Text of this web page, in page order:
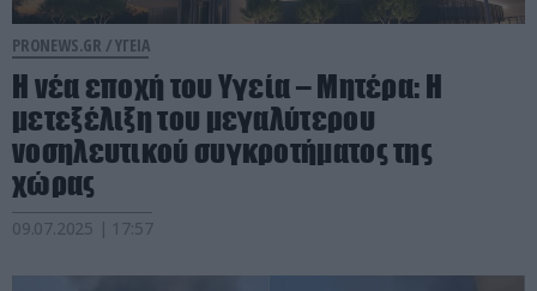
PRONEWS.GR /ΥΓΕΙΑ
Η νέα εποχή του Υγεία – Μητέρα: Η
μετεξέλιξη του μεγαλύτερου
νοσηλευτικού συγκροτήματος της
χώρας
09.07.2025 | 17:57